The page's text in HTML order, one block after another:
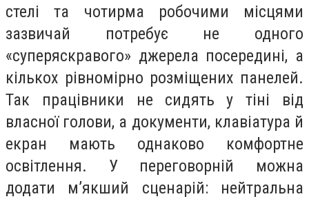
стелі та чотирма робочими місцями
зазвичай потребує не одного
«суперяскравого» джерела посередині, а
кількох рівномірно розміщених панелей.
Так працівники не сидять у тіні від
власної голови, а документи, клавіатура й
екран мають однаково комфортне
освітлення. У переговорній можна
додати м’якший сценарій: нейтральна